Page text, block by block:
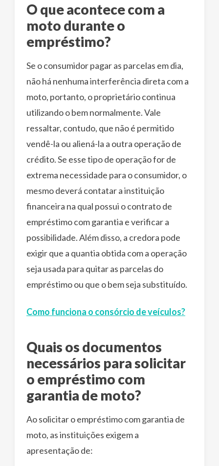
O que acontece com a
moto durante o
empréstimo?
Se o consumidor pagar as parcelas em dia,
não há nenhuma interferência direta com a
moto, portanto, o proprietário continua
utilizando o bem normalmente. Vale
ressaltar, contudo, que não é permitido
vendê-la ou aliená-la a outra operação de
crédito. Se esse tipo de operação for de
extrema necessidade para o consumidor, o
mesmo deverá contatar a instituição
financeira na qual possui o contrato de
empréstimo com garantia e verificar a
possibilidade. Além disso, a credora pode
exigir que a quantia obtida com a operação
seja usada para quitar as parcelas do
empréstimo ou que o bem seja substituído.
Como funciona o consórcio de veículos?
Quais os documentos
necessários para solicitar
o empréstimo com
garantia de moto?
Ao solicitar o empréstimo com garantia de
moto, as instituições exigem a
apresentação de: